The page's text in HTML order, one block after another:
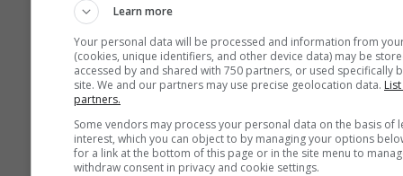
Направление ветра
УФ-индекс
Осадки
Вероятность
Learn more
Your personal data will be processed and information from
(cookies, unique identifiers, and other device data) may be
accessed by and shared with 750 partners, or used specifically
site. We and our partners may use precise geolocation data.
partners.
Some vendors may process your personal data on the basis of
interest, which you can object to by managing your options
for a link at the bottom of this page or in the site menu to
withdraw consent in privacy and cookie settings.